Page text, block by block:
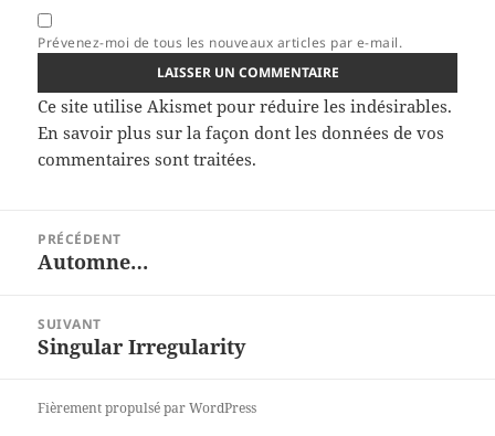
Prévenez-moi de tous les nouveaux articles par e-mail.
Ce site utilise Akismet pour réduire les indésirables.
En savoir plus sur la façon dont les données de vos
commentaires sont traitées.
l’article
PRÉCÉDENT
Article
Automne…
SUIVANT
Article
Singular Irregularity
Fièrement propulsé par WordPress